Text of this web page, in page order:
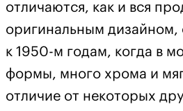
отличаются, как и вся
оригинальным
к 1950-м годам, когда в
формы, много хрома и
отличие от некоторых